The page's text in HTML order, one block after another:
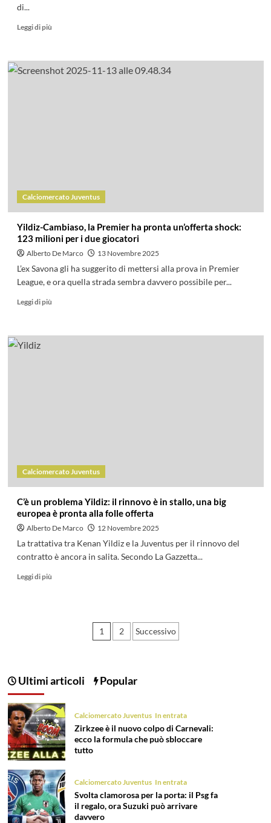
di...
Leggi di più
Calciomercato Juventus
Yildiz-Cambiaso, la Premier ha pronta un’offerta shock:
123 milioni per i due giocatori
Alberto De Marco 13 Novembre 2025
L’ex Savona gli ha suggerito di mettersi alla prova in Premier
League, e ora quella strada sembra davvero possibile per...
Leggi di più
Calciomercato Juventus
C’è un problema Yildiz: il rinnovo è in stallo, una big
europea è pronta alla folle offerta
Alberto De Marco 12 Novembre 2025
La trattativa tra Kenan Yildiz e la Juventus per il rinnovo del
contratto è ancora in salita. Secondo La Gazzetta...
Leggi di più
Paginazione
articoli
1 2 Successivo
Ultimi articoli Popular
Calciomercato Juventus In entrata
Zirkzee è il nuovo colpo di Carnevali:
ecco la formula che può sbloccare
tutto
Calciomercato Juventus In entrata
Svolta clamorosa per la porta: il Psg fa
il regalo, ora Suzuki può arrivare
davvero